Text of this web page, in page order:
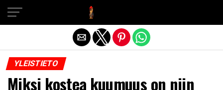
YLEISTIETO
Miksi kostea kuumuus on niin
Exit mobile version